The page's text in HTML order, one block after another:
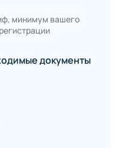
минимум вашего
документы